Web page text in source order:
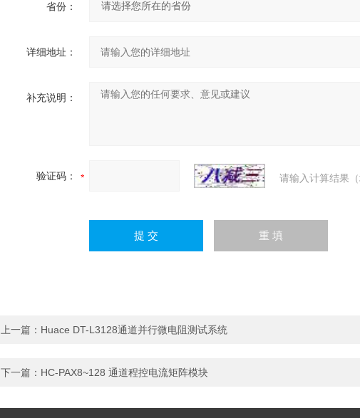
省份：
详细地址：
补充说明：
验证码： 请输入计算结果
上一篇： Huace DT-L3128通道并行微电阻测试系统
下一篇： HC-PAX8~128 通道程控电流矩阵模块